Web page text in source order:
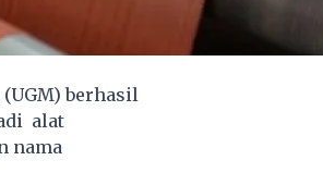
berhasil
alat
nama